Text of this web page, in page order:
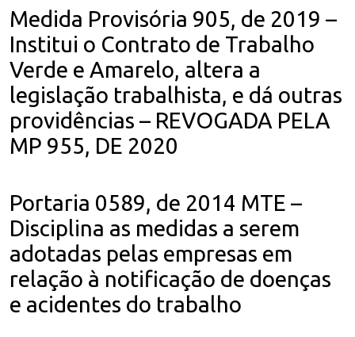
Medida Provisória 905, de 2019 –
Institui o Contrato de Trabalho
Verde e Amarelo, altera a
legislação trabalhista, e dá outras
providências – REVOGADA PELA
MP 955, DE 2020
Portaria 0589, de 2014 MTE –
Disciplina as medidas a serem
adotadas pelas empresas em
relação à notificação de doenças
e acidentes do trabalho